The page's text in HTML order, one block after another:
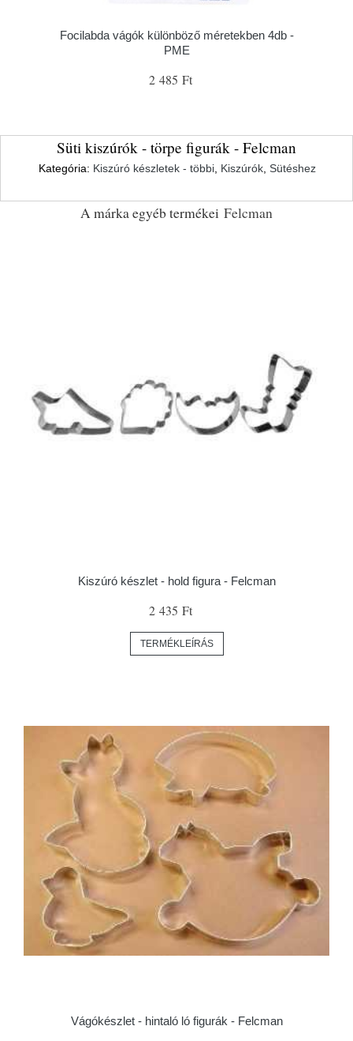
Focilabda vágók különböző méretekben 4db -
PME
2 485 Ft
Süti kiszúrók - törpe figurák - Felcman
Kategória: Kiszúró készletek - többi Kiszúrók Sütéshez
A márka egyéb termékei Felcman
Kiszúró készlet - hold figura - Felcman
2 435 Ft
TERMÉKLEÍRÁS
Vágókészlet - hintaló ló figurák - Felcman